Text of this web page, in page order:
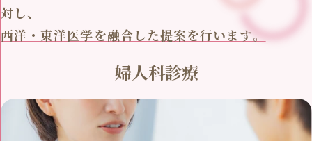
対し、
西洋・東洋医学を融合した提案を行います。
婦人科診療